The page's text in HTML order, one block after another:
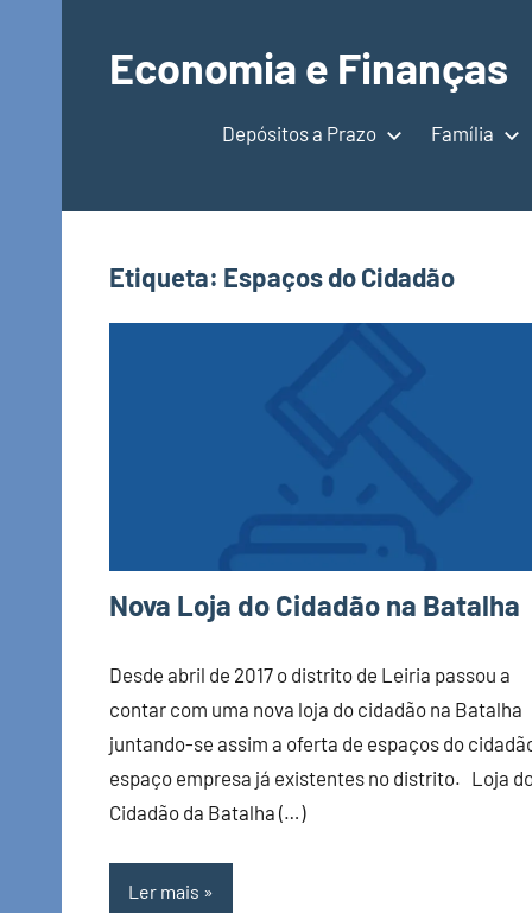
Economia e Finanças
Depósitos
Finanças
Calendários
Depósitos a Prazo Família
Etiqueta: Espaços do Cidadão
Nova Loja do Cidadão na Batalha
Desde abril de 2017 o distrito de Leiria passou a
contar com uma nova loja do cidadão na Batalha
juntando-se assim a oferta de espaços do
espaço empresa já existentes no distrito. Loja
Cidadão da Batalha (…)
Ler mais